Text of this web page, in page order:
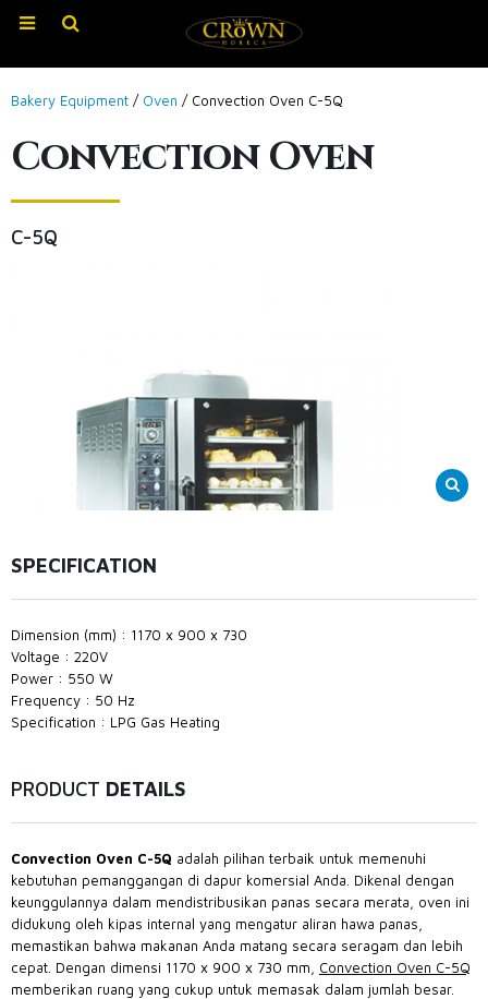
Bakery Equipment / Oven / Convection Oven C-5Q
Convection Oven
C-5Q
SPECIFICATION
Dimension (mm) : 1170 x 900 x 730
Voltage : 220V
Power : 550 W
Frequency : 50 Hz
Specification : LPG Gas Heating
PRODUCT DETAILS
Convection Oven C-5Q adalah pilihan terbaik untuk memenuhi
kebutuhan pemanggangan di dapur komersial Anda. Dikenal dengan
keunggulannya dalam mendistribusikan panas secara merata, oven ini
didukung oleh kipas internal yang mengatur aliran hawa panas,
memastikan bahwa makanan Anda matang secara seragam dan lebih
cepat. Dengan dimensi 1170 x 900 x 730 mm, Convection Oven C-5Q
memberikan ruang yang cukup untuk memasak dalam jumlah besar.